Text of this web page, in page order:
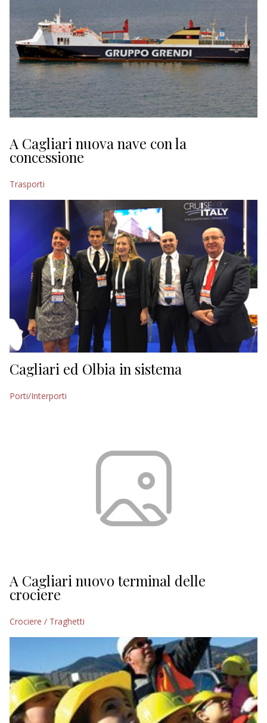
A Cagliari nuova nave con la
concessione
Trasporti
Cagliari ed Olbia in sistema
Porti/Interporti
A Cagliari nuovo terminal delle
crociere
Crociere / Traghetti